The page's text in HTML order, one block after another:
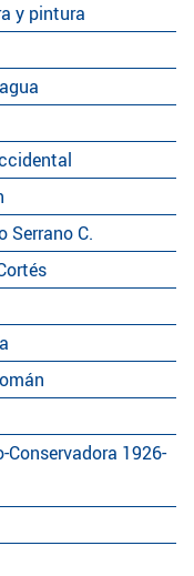
y pintura
Serrano C.
Conservadora 1926-